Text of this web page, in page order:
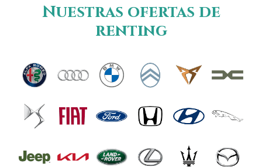
Nuestras ofertas de
renting